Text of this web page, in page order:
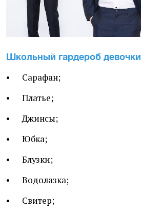
Школьный гардероб девочки
• Сарафан;
• Платье;
• Джинсы;
• Юбка;
• Блузки;
• Водолазка;
• Свитер;